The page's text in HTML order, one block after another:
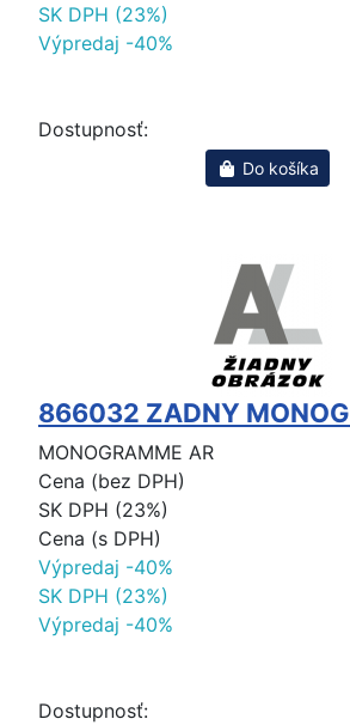
SK DPH (23%)
Výpredaj -40%
Dostupnosť:
Do košíka
866032 ZADNY
MONOGRAMME AR
Cena (bez DPH)
SK DPH (23%)
Cena (s DPH)
Výpredaj -40%
SK DPH (23%)
Výpredaj -40%
Dostupnosť: